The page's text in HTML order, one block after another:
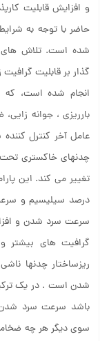
و افزایش قابلیت
حاضر با توجه به
شده است. تلاش های
گذار بر قابلیت
انجام شده است،
بارریزی ، جوانه
عامل آخر کنترل
چدنهای خاکستری تحت
تغییر می کند. این
سرعت سرد شدن و
گرافیت های
ریزساختار چدنها
شدن است . در یک
باشد سرعت سرد شدن
سوی دیگر هر چه